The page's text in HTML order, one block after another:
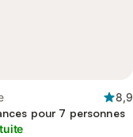
8,9
pour 7 personnes